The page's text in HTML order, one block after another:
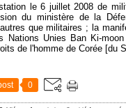
le 6 juillet 2008 de
du ministère de la
que militaires ; la
Unies Ban Ki-moon
de l'homme de Corée [du
0